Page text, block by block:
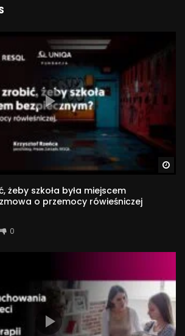
żeby szkoła była miejscem
o przemocy rówieśniczej
0